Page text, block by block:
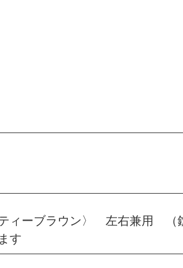
ーブラウン〉 左右兼用 （
す